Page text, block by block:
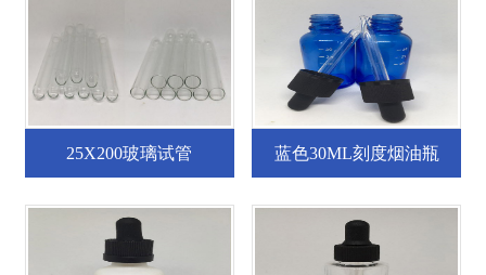
25X200玻璃试管 蓝色30ML刻度烟油瓶